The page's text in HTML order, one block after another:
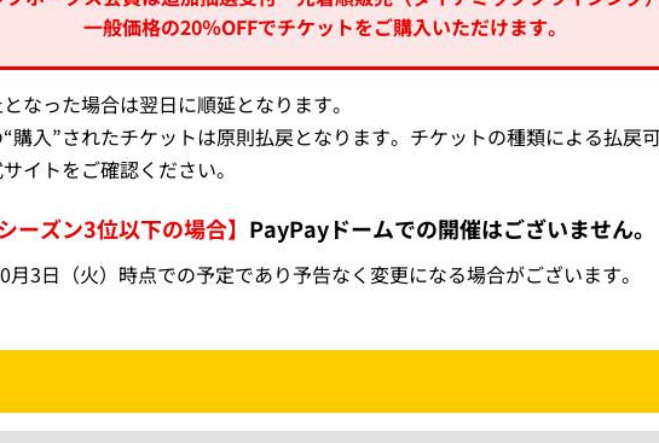
一般価格の20％OFFでチケットをご購入いただけます。
なった場合は翌日に順延となります。
購入”されたチケットは原則払戻となります。チケットの種類による払戻
イトをご確認ください。
ーズン3位以下の場合】 PayPayドームでの開催はございません。
3日（火）時点での予定であり予告なく変更になる場合がございます。